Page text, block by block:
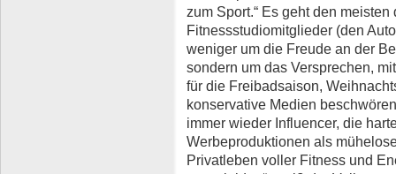
zum Sport.“ Es geht den
Fitnessstudiomitglieder (den
weniger um die Freude an der
sondern um das Versprechen,
für die Freibadsaison,
konservative Medien
immer wieder Influencer, die
Werbeproduktionen als
Privatleben voller Fitness und